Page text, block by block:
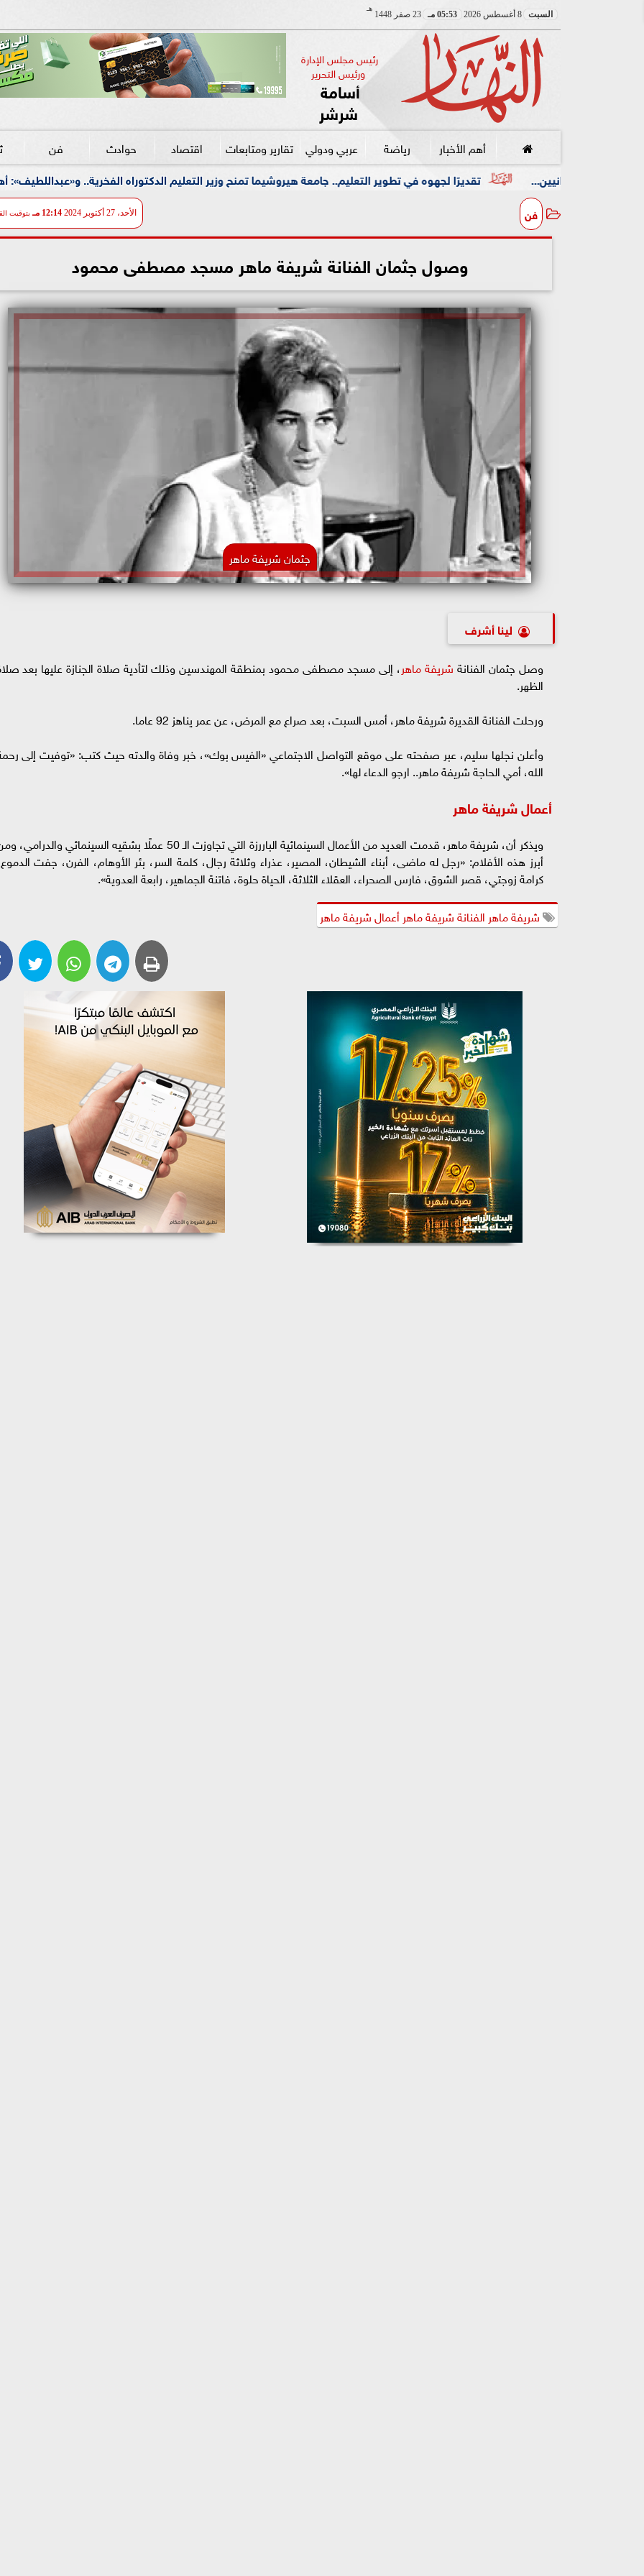
السبت 8 أغسطس 2026 05:53 مـ 23 صفر 1448
هـ
رئيس مجلس الإدارة
ورئيس التحرير
أسامة
شرشر
أهم الأخبار رياضة عربي ودولي تقارير ومتابعات اقتصاد حوادث فن
تقديرًا لجهوه في تطوير التعليم.. جامعة هيروشيما تمنح وزير التعليم الدكتوراه الفخرية.. و«عبداللطيف»: أهدي التكريم
فن الأحد، 27 أكتوبر 2024 12:14 مـ بتوقيت
وصول جثمان الفنانة شريفة ماهر مسجد مصطفى محمود
جثمان شريفة ماهر
لينا أشرف
وصل جثمان الفنانة شريفة ماهر، إلى مسجد مصطفى محمود بمنطقة المهندسين وذلك لتأدية صلاة الجنازة عليها بعد
الظهر.
ورحلت الفنانة القديرة شريفة ماهر، أمس السبت، بعد صراع مع المرض، عن عمر يناهز 92 عاما.
وأعلن نجلها سليم، عبر صفحته على موقع التواصل الاجتماعي «الفيس بوك»، خبر وفاة والدته حيث كتب: «توفيت إلى
الله، أمي الحاجة شريفة ماهر.. ارجو الدعاء لها».
أعمال شريفة ماهر
ويذكر أن، شريفة ماهر، قدمت العديد من الأعمال السينمائية الباررزة التي تجاوزت الـ 50 عملًا بشقيه السينمائي
أبرز هذه الأفلام: «رجل له ماضى، أبناء الشيطان، المصير، عذراء وثلاثة رجال، كلمة السر، بئر الأوهام، الفرن، جفت
كرامة زوجتي، قصر الشوق، فارس الصحراء، العقلاء الثلاثة، الحياة حلوة، فاتنة الجماهير، رابعة العدوية».
شريفة ماهر الفنانة شريفة ماهر أعمال شريفة ماهر